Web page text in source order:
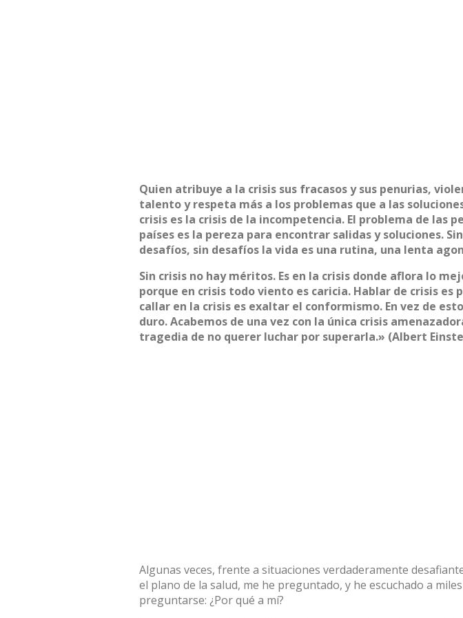
Quien atribuye a la crisis sus fracasos y sus penurias,
talento y respeta más a los problemas que a las
crisis es la crisis de la incompetencia. El problema de las
países es la pereza para encontrar salidas y soluciones.
desafíos, sin desafíos la vida es una rutina, una lenta
Sin crisis no hay méritos. Es en la crisis donde aflora lo
porque en crisis todo viento es caricia. Hablar de crisis es
callar en la crisis es exaltar el conformismo. En vez de
duro. Acabemos de una vez con la única crisis
tragedia de no querer luchar por superarla.» (Albert
Algunas veces, frente a situaciones verdaderamente
el plano de la salud, me he preguntado, y he escuchado a
preguntarse: ¿Por qué a mí?